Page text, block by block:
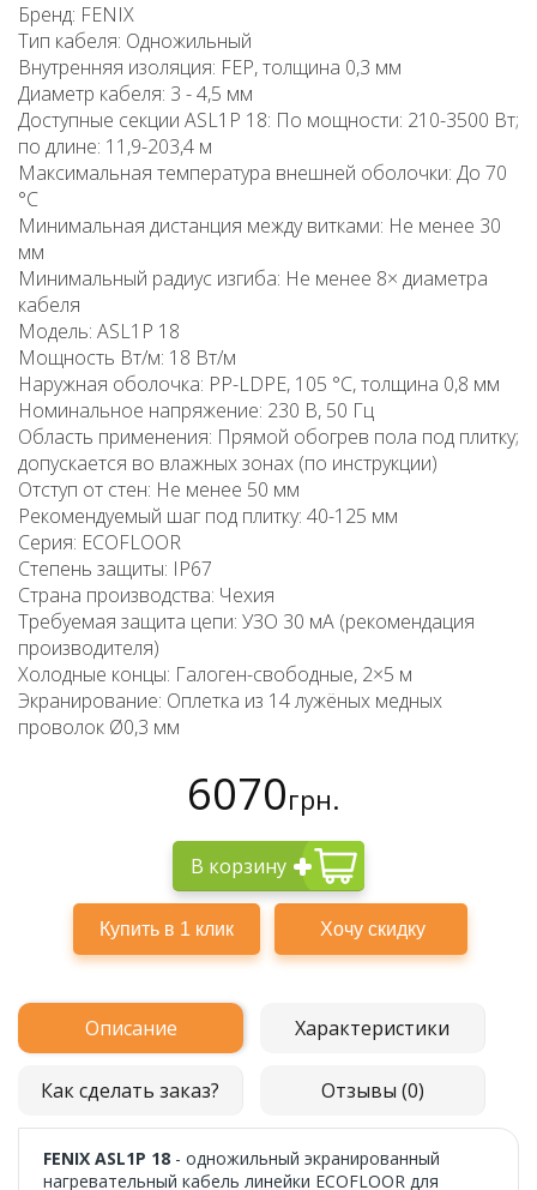
Бренд: FENIX
Тип кабеля: Одножильный
Внутренняя изоляция: FEP, толщина 0,3 мм
Диаметр кабеля: 3 - 4,5 мм
Доступные секции ASL1P 18: По мощности: 210-3500 Вт;
по длине: 11,9-203,4 м
Максимальная температура внешней оболочки: До 70
°C
Минимальная дистанция между витками: Не менее 30
мм
Минимальный радиус изгиба: Не менее 8× диаметра
кабеля
Модель: ASL1P 18
Мощность Вт/м: 18 Вт/м
Наружная оболочка: PP-LDPE, 105 °C, толщина 0,8 мм
Номинальное напряжение: 230 В, 50 Гц
Область применения: Прямой обогрев пола под плитку;
допускается во влажных зонах (по инструкции)
Отступ от стен: Не менее 50 мм
Рекомендуемый шаг под плитку: 40-125 мм
Серия: ECOFLOOR
Степень защиты: IP67
Страна производства: Чехия
Требуемая защита цепи: УЗО 30 мА (рекомендация
производителя)
Холодные концы: Галоген-свободные, 2×5 м
Экранирование: Оплетка из 14 лужёных медных
проволок Ø0,3 мм
6070грн.
В корзину
Описание Характеристики
Как сделать заказ? Отзывы (0)
FENIX ASL1P 18 - одножильный экранированный
нагревательный кабель линейки ECOFLOOR для